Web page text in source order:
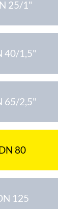
25/1"
40/1,5"
65/2,5"
80
125